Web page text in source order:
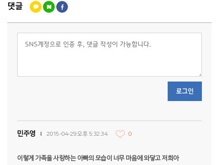
댓글
로그인
민주영 2015-04-29 오후 5:32:34 0
이렇게 가족을 사랑하는 아빠의 모습이 너무 마음에 와닿고 저희아